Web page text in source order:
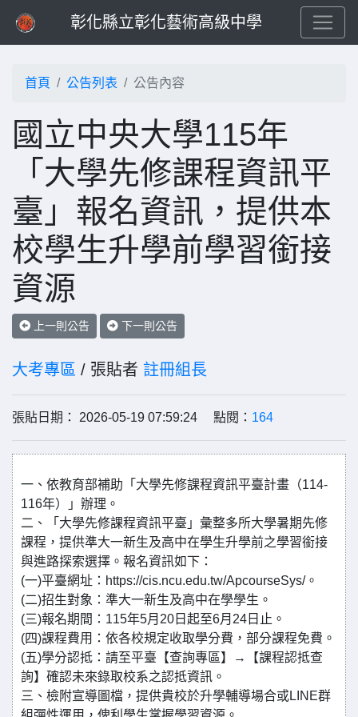
彰化縣立彰化藝術高級中學
首頁 公告列表 公告內容
國立中央大學115年
「大學先修課程資訊平
臺」報名資訊，提供本
校學生升學前學習銜接
資源
上一則公告 下一則公告
大考專區 / 張貼者 註冊組長
張貼日期： 2026-05-19 07:59:24 點閱： 164
一、依教育部補助「大學先修課程資訊平臺計畫（114-
116年）」辦理。
二、「大學先修課程資訊平臺」彙整多所大學暑期先修
課程，提供準大一新生及高中在學生升學前之學習銜接
與進路探索選擇。報名資訊如下：
(一)平臺網址：https://cis.ncu.edu.tw/ApcourseSys/。
(二)招生對象：準大一新生及高中在學學生。
(三)報名期間：115年5月20日起至6月24日止。
(四)課程費用：依各校規定收取學分費，部分課程免費。
(五)學分認抵：請至平臺【查詢專區】→【課程認抵查
詢】確認未來錄取校系之認抵資訊。
三、檢附宣導圖檔，提供貴校於升學輔導場合或LINE群